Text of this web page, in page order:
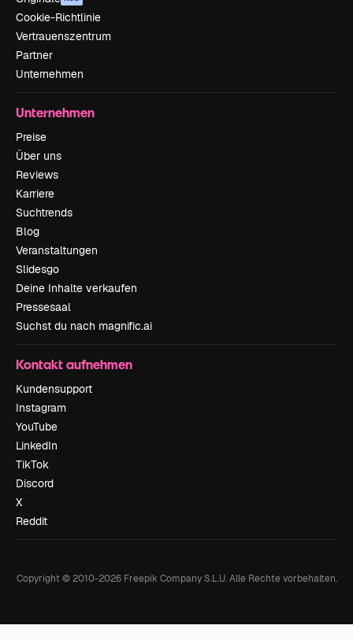
Cookie-Richtlinie
Vertrauenszentrum
Partner
Unternehmen
Unternehmen
Preise
Über uns
Reviews
Karriere
Suchtrends
Blog
Veranstaltungen
Slidesgo
Deine Inhalte verkaufen
Pressesaal
Suchst du nach magnific.ai
Kontakt aufnehmen
Kundensupport
Instagram
YouTube
LinkedIn
TikTok
Discord
X
Reddit
Copyright © 2010-2026Freepik Company S.L.U. Alle Rechte vorbehalten.